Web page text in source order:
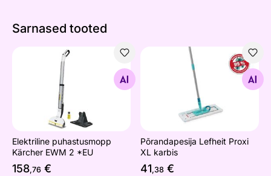
Sarnased tooted
Elektriline puhastusmopp Kärcher EWM 2 *EU
Elektriline puhastusmopp
Kärcher EWM 2 *EU
158,76 €
Põrandapesija Lefheit Proxi
Otsi sarnaseid
Põrandapesija Lefheit Proxi
XL karbis
41,38 €